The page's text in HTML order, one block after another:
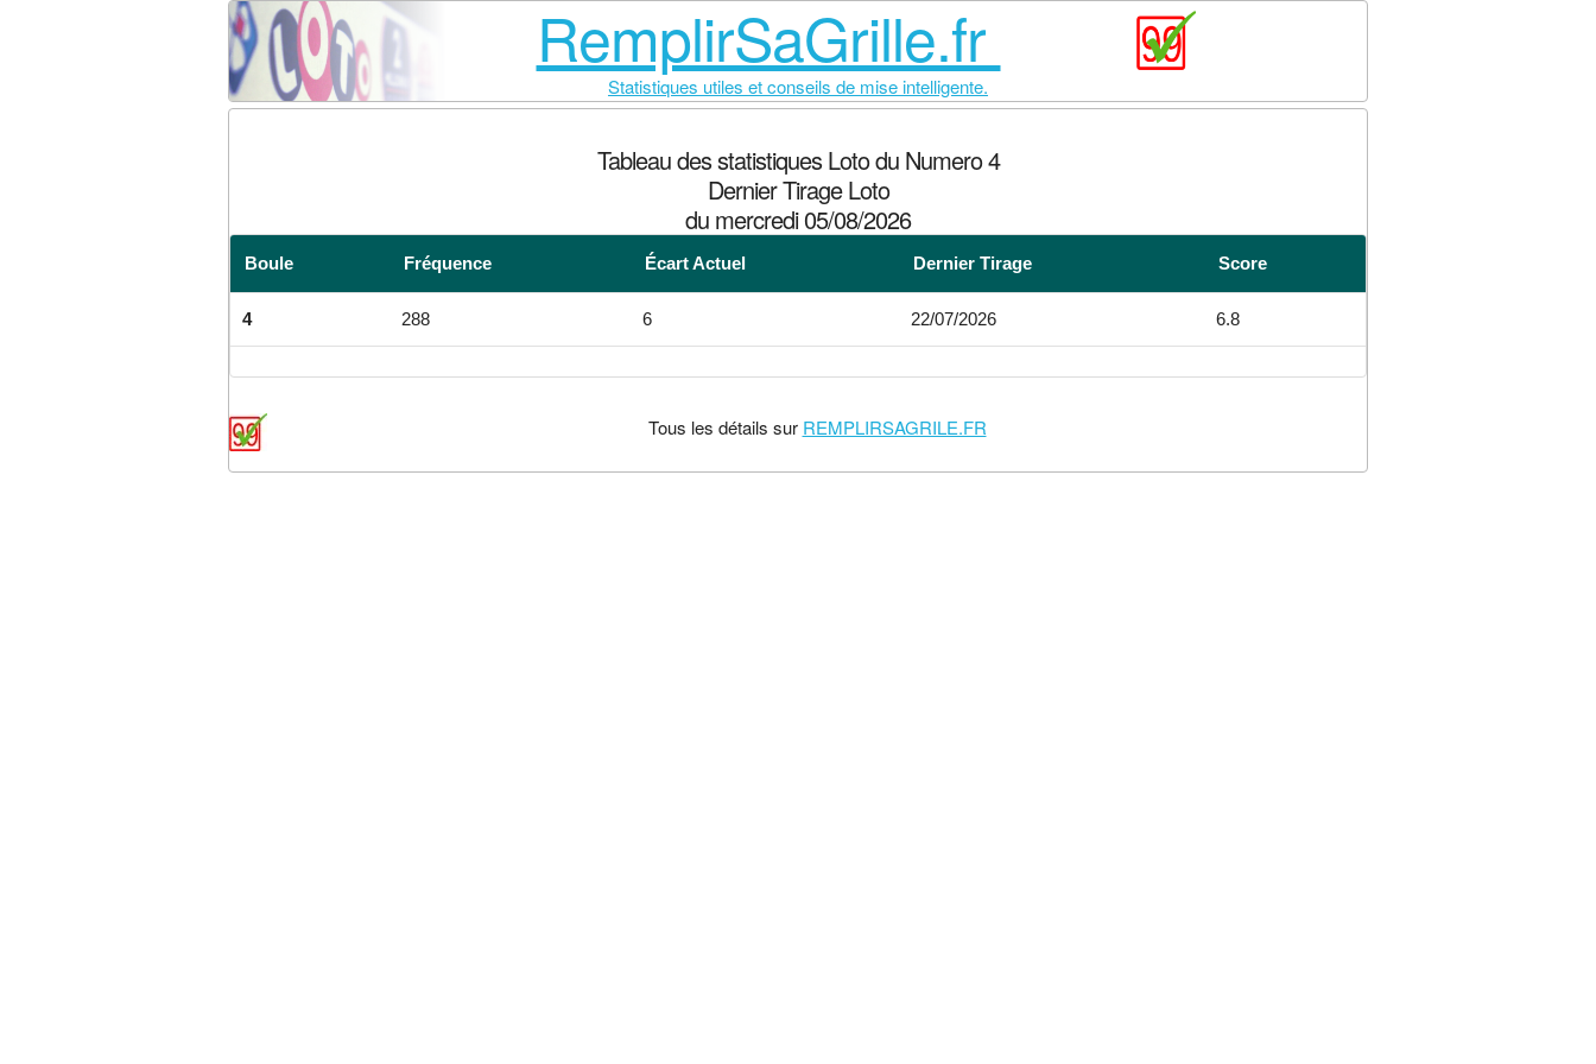
RemplirSaGrille.fr
Statistiques utiles et conseils de mise intelligente.
Tableau des statistiques Loto du Numero 4
Dernier Tirage Loto
du mercredi 05/08/2026
Boule Fréquence Écart Actuel Dernier Tirage Score
4 288 6 22/07/2026 6.8
Tous les détails sur REMPLIRSAGRILE.FR